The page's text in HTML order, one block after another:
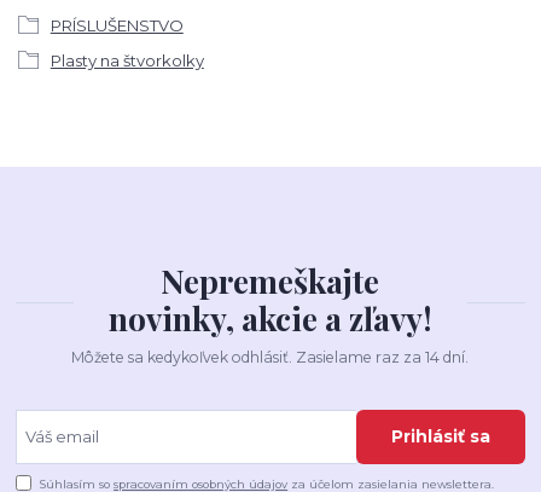
PRÍSLUŠENSTVO
Plasty na štvorkolky
Nepremeškajte
novinky, akcie a zľavy!
Môžete sa kedykoľvek odhlásiť. Zasielame raz za 14 dní.
Prihlásiť sa
Súhlasím sospracovaním osobných údajov za účelom zasielania newslettera.